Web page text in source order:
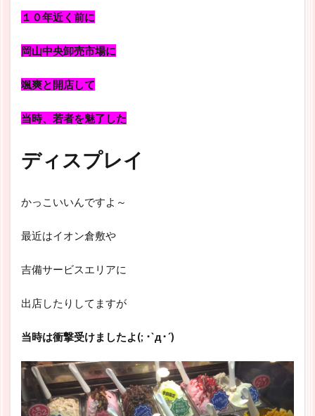
１０年近く前に
岡山中央卸売市場に
颯爽と開店して
当時、若者を魅了した
ディスプレイ
かっこいいんですよ～
最近はイオン倉敷や
吉備サービスエリアに
出店したりしてますが
当時は衝撃受けましたよ(; ･`д･´)